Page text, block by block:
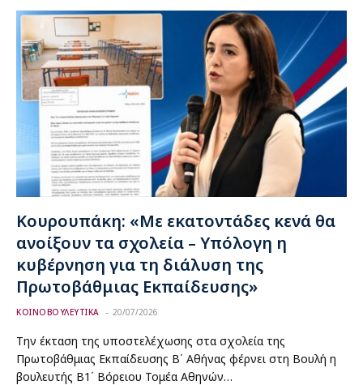
Κουρουπάκη: «Με εκατοντάδες κενά θα
ανοίξουν τα σχολεία – Υπόλογη η
κυβέρνηση για τη διάλυση της
Πρωτοβάθμιας Εκπαίδευσης»
ΚΟΙΝΟΒΟΥΛΕΥΤΙΚΑ 20/07/2026
Την έκταση της υποστελέχωσης στα σχολεία της
Πρωτοβάθμιας Εκπαίδευσης Β΄ Αθήνας φέρνει στη Βουλή η
βουλευτής Β1΄ Βόρειου Τομέα Αθηνών…